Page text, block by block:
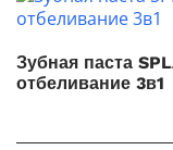
Зубная паста
отбеливание 3в1